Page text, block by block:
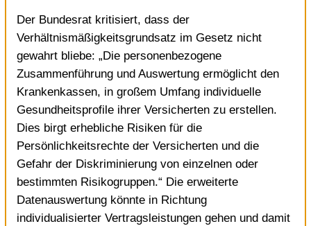
Der Bundesrat kritisiert, dass der
Verhältnismäßigkeitsgrundsatz im Gesetz nicht
gewahrt bliebe: „Die personenbezogene
Zusammenführung und Auswertung ermöglicht den
Krankenkassen, in großem Umfang individuelle
Gesundheitsprofile ihrer Versicherten zu erstellen.
Dies birgt erhebliche Risiken für die
Persönlichkeitsrechte der Versicherten und die
Gefahr der Diskriminierung von einzelnen oder
bestimmten Risikogruppen.“ Die erweiterte
Datenauswertung könnte in Richtung
individualisierter Vertragsleistungen gehen und damit